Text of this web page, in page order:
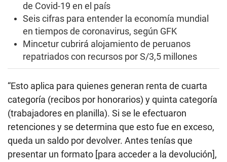
de Covid-19 en el país
Seis cifras para entender la economía mundial
en tiempos de coronavirus, según GFK
Mincetur cubrirá alojamiento de peruanos
repatriados con recursos por S/3,5 millones
“Esto aplica para quienes generan renta de cuarta
categoría (recibos por honorarios) y quinta categoría
(trabajadores en planilla). Si se le efectuaron
retenciones y se determina que esto fue en exceso,
queda un saldo por devolver. Antes tenías que
presentar un formato [para acceder a la devolución],